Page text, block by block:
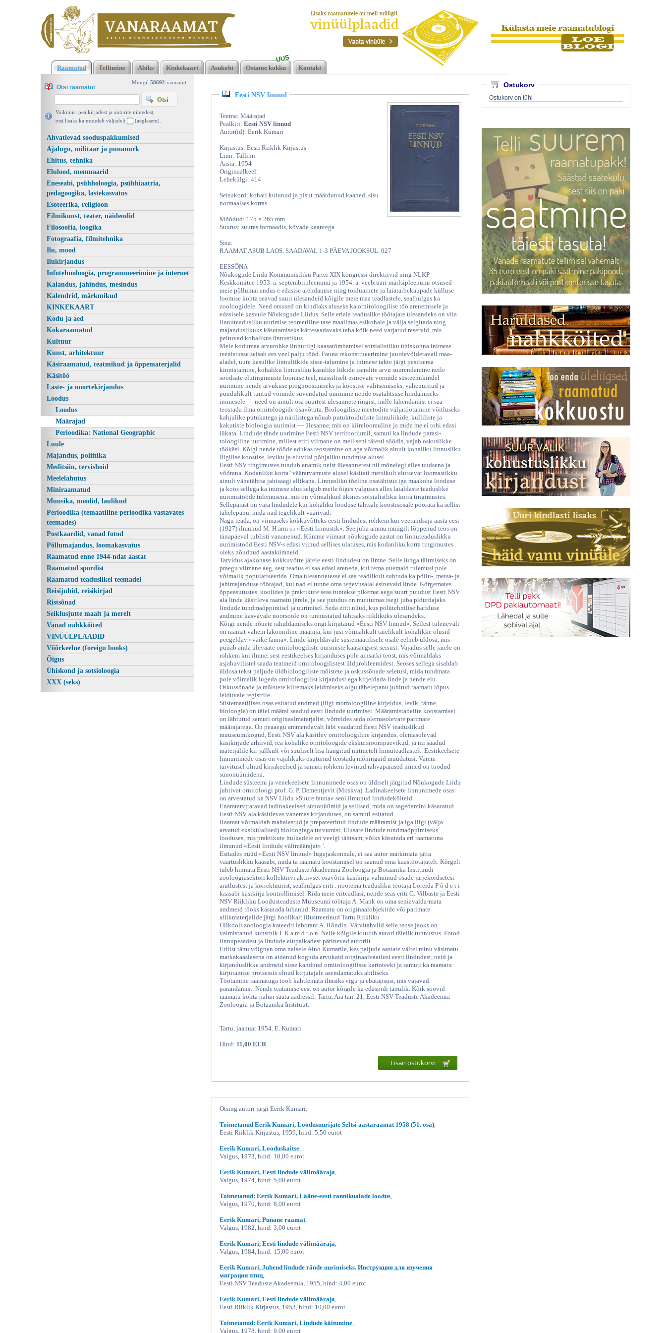
Eesti NSV linnud, Eerik
Klõpsa siia , et näha täielikku loendit!Eesti NSV linnud, Eerik
Kumari, Eesti Riiklik Kirjastus 1954 | vanaraamat. ee
Raamatud Tellimine Abiks Kinkekaart Asukoht Ostame kokku
UUS
Kontakt
Müügil 58692 raamatut
Otsi raamatut
Vaikimisi pealkirjadest ja autorite nimedest,
otsi lisaks ka muudelt väljadelt
(aeglasem).
Ahvatlevad sooduspakkumised
Ajalugu, militaar ja punanurk
Ehitus, tehnika
Elulood, memuaarid
Eneseabi, psühholoogia, psühhiaatria,
pedagoogika, lastekasvatus
Esoteerika, religioon
Filmikunst, teater, näidendid
Filosoofia, loogika
Fotograafia, filmitehnika
Ilu, mood
Ilukirjandus
Infotehnoloogia, programmeerimine ja internet
Kalandus, jahindus, mesindus
Kalendrid, märkmikud
KINKEKAART
Kodu ja aed
Kokaraamatud
Kultuur
Kunst, arhitektuur
Käsiraamatud, teatmikud ja õppematerjalid
Käsitöö
Laste- ja noortekirjandus
Loodus
Loodus
Määrajad
Perioodika: National Geographic
Luule
Majandus, poliitika
Meditsiin, tervishoid
Meelelahutus
Miniraamatud
Muusika, noodid, laulikud
Perioodika (temaatiline perioodika vastavates
teemades)
Postkaardid, vanad fotod
Põllumajandus, loomakasvatus
Raamatud enne 1944-ndat aastat
Raamatud spordist
Raamatud teaduslikel teemadel
Reisijuhid, reisikirjad
Ristsõnad
Seiklusjutte maalt ja merelt
Vanad nahkköited
VINÜÜLPLAADID
Võõrkeelne (foreign books)
Õigus
Ühiskond ja sotsioloogia
XXX (seks)
Ostukorv
Ostukorv on tühi
Eesti NSV linnud
Teema: Määrajad
Pealkiri: Eesti NSV linnud
Autor(id): Eerik Kumari
Kirjastus: Eesti Riiklik Kirjastus
Linn: Tallinn
Aasta: 1954
Originaalkeel:
Lehekülgi: 414
Seisukord: kohati kulunud ja pisut määrdunud kaaned, sisu
normaalses korras
Mõõdud: 175 × 265 mm
Suurus: suures formaadis, kõvade kaantega
Sisu:
RAAMAT ASUB LAOS, SAADAVAL 1-3 PÄEVA JOOKSUL. 027
EESSÕNA
Nõukogude Liidu Kommunistliku Partei XIX kongressi direktiivid ning NLKP
Keskkomitee 1953. a. septembripleenumi ja 1954. a. veebruari-märlsipleenumi otsused
meie põllumai andus e edasise arendamise ning toiduainete ja laiatarbekaupade külluse
loomise kohta seavad suuri ülesandeid kõigile meie maa teadlastele, sealhulgas ka
zooloogidele. Need otsused on kindlaks aluseks ka ornitoloogilise töö arenemisele ja
edasisele kasvule Nõukogude Liidus. Selle eriala teaduslike töötajate ülesandeks on viia
linnuteadusliku uurimise teoreetiline tase maailmas esikohale ja välja selgitada ning
majanduslikuks käsutamiseks kättesaadavaks teha kõik need varjatud reservid, mis
peituvad kohalikus ünnustikus.
Meie kodumaa arvurohke linnuriigi kaasatõmbamisel sotsialistliku ühiskonna inimese
teenistusse seisab ees veel palju tööd. Fauna rekonstrueerimine juurdevõidetavail maa-
aladel, uute kasulike linnuliikide sisse-ialumine ja inimese tahte järgi pesitsema
kinnistamine, kohaliku linnusliku kasulike liikide isendite arvu suurendamine neile
soodsate elutingimuste loomise teel, massiliselt esinevate vormide süsteemikindel
uurimine nende arvukuse prognoosimiseks ja koostise valitsemiseks, väheuuritud ja
puudulikult tuntud vormide süvendatud uurimine nende osatähtsuse hindamiseks
inimesele — need on ainult osa suurtest ülesannete ringist, mille lahendamist ei saa
teostada ilma ornitoloogide osavõtuta. Bioloogiliste meetodite väljatöötamine võitluseks
kahjulike putukatega ja närilistega nõuab putuktoiduliste linnuliikide, kulliliste ja
kakutiste bioloogia uurimist — ülesanne, mis on kiireloomuline ja mida me ei tohi edasi
lükata. Lindude rände uurimine Eesti NSV territooriumil, samuti ka lindude parasi-
toloogiline uurimine, millest eriti viimane on meil seni täiesti söödis, vajab oskuslikke
töökäsi. Kõigi nende tööde edukas teostamine on aga võimalik ainult kohaliku linnusliku
liigilise koostise, leviku ja eluviisi põhjaliku tundmise alusel.
Eesti NSV tingimustes tundub enamik neist ülesannetest nii mõnelegi alles uudsena ja
võõrana. Kodanliku korra" väärarvamuste alusel käsitati metsikult elutsevat loomastikku
ainult vähetähtsa jahisaagi allikana. Linnusliku tõeline osatähtsus iga maakoha looduse
ja koos sellega ka inimese elus selgub meile õiges valguses alles laialdaste teaduslike
uurimistööde tulemusena, mis on võimalikud üksnes sotsialistliku korra tingimustes.
Sellepärast on vaja lindudele kui kohaliku looduse tähtsale koostisosale pöörata ka sellist
tähelepanu, mida nad tegelikult väärivad.
Nagu teada, on viimaseks kokkuvõtteks eesti lindudest rohkem kui veerandsaja aasta eest
(1927) ilmunud M. H arm s i «Eesti linnustik». See juba ammu müügilt lõppenud teos on
tänapäeval tublisti vananenud. Kümme viimast nõukogude aastat on linnuteaduslikku
uurimistööd Eesti NSV-s edasi viinud sellises ulatuses, mis kodanliku korra tingimustes
oleks nõudnud aastakümneid.
Tarvidus ajakohase kokkuvõtte järele eesti lindudest on ilmne. Selle lünga täitmiseks on
praegu viimane aeg, sest teadus ei saa edasi areneda, kui tema uuemaid tulemusi pole
võimalik populariseerida. Oma ülesannetesse ei saa teadlikult suhtuda ka põllu-, metsa- ja
jahimajanduse töötajad, kui nad ei tunne oma tegevusalal esinevaid linde. Kõrgemates
õppeasutustes, koolides ja praktikute seas tuntakse pikemat aega suurt puudust Eesti NSV
ala linde käsitleva raamatu järele, ja see puudus on muutumas isegi juba pidurdajaks
lindude tundmaõppimisel ja uurimisel. Seda eriti nüüd, kus polütehnilise hariduse
andmine kasvavale noorsoole on tunnustatud tähtsaks riiklikuks ülesandeks.
Kõigi nende nõuete rahuldamiseks ongi kirjutaiud «Eesti NSV linnud». Sellest tulenevalt
on raamat vähem lakooniline määraja, kui just võimalikult täielikult kohalikke olusid
peegeldav «väike fauna». Linde kirjeldavale süstemaatilisele osale eelneb üldosa, mis
püüab anda ülevaate ornitoloogiliste uurimiste kaasaegsest seisust. Vajadus selle järele on
rohkem kui ilmne, sest eestikeelses kirjanduses pole ainsatki teost, mis võimaldaks
asjahuvilistel saada teatmeid ornitoloogilistest üldprobleemidest. Seoses sellega sisaldab
üldosa tekst paljude üldbioloogiliste mõistete ja oskussõnade seletusi, mida tundmata
pole võimalik lugeda ornitoloogilist kirjandust ega kirjeldada linde ja nende elu.
Oskussõnade ja mõistete kiiremaks leidmiseks olgu tähelepanu juhitud raamatu lõpus
leiduvale registrile.
Süstemaatilises osas esitatud andmed (liigi morfoloogiline kirjeldus, levik, ränne,
bioloogia) on täiel määral saadud eesti lindude uurimisel. Määramistabelite koostamisel
on lähtutud samuti originaalmaterjalist, võrreldes seda olemasolevate parimate
määrajatega. On peaaegu ammendavalt läbi vaadatud Eesti NSV teaduslikud
muuseumikogud, Eesti NSV ala käsitlev ornitoloogiline kirjandus, olemasolevad
käsikirjade arhiivid, rea kohalike ornitoloogide ekskursioonipäevikud, ja nii saadud
materjalile kir-jallkult või suuliselt lisa hangitud mitmetelt linnuteadlastelt. Eestikeelsete
linnunimede osas on vajalikuks osutunud teostada mõningaid muudatusi. Varem
tarvitusel olnud kirjakeelsed ja samuti rohkem levinud rahvapärased nimed on toodud
sünonüümidena.
Lindude süsteemi ja venekeelsete linnunimede osas on üldiselt järgitud Nõukogude Liidu
juhtivat ornitoloogi prof. G. P. Dementjevit (Moskva). Ladinakeelsete linnunimede osas
on arvestatud ka NSV Liidu «Suure fauna» seni ilmunud lindudeköiteid.
Enamtarvitatavad ladinakeelsed sünonüümid ja sellised, mida on sagedamini käsutatud
Eesti NSV ala käsitlevas vanemas kirjanduses, on samuti esitatud.
Raamat võimaldab mahalastud ja prepareeritud lindude määramist ja iga liigi (välja
arvatud eksikülalised) bioloogiaga tutvumist. Elusate lindude tundmaõppimiseks
looduses, mis praktikute hulkadele on veelgi tähtsam, võiks käsutada eri raamatuna
ilmunud «Eesti lindude välimäärajat» '.
Esitades nüüd «Eesti NSV linnud» lugejaskonnale, ei saa autor märkimata jätta
väärtuslikku kaasabi, mida ta raamatu koostamisel on saanud oma kaastöötajatelt. Kõrgelt
tuleb hinnata Eesti NSV Teaduste Akadeemia Zooloogia ja Botaanika Instituudi
zooloogiasektori kollektiivi aktiivset osavõttu käsikirja valminud osade järjekordsetest
arutlustest ja korrektuurist, sealhulgas eriti . noorema teadusliku töötaja Loreida P õ d e r i
kaasabi käsikirja kontrollimisel. Rida meie eriteadlasi, nende seas eriti G. Vilbaste ja Eesti
NSV Riikliku Loodusteaduste Muuseumi töötaja A. Mank on oma seniavalda-mata
andmeid tööks käsutada lubanud. Raamatu on originaalobjektide või parimate
allikmaterjalide järgi hoolikalt illustreerinud Tartu Riikliku
Ülikooli zooloogia kateedri laborant A. Rõndin. Värvitahvlid selle teose jaoks on
valmistanud kunstnik I. K a m d r o n. Neile kõigile kuulub autori täielik tunnustus. Fotod
linnupesadest ja lindude elupaikadest pärinevad autorilt.
Erilist tänu võlgnen oma naisele Aino Kumarile, kes paljude aastate vältel minu väsimatu
matkakaaslasena on aidanud koguda arvukaid originaalvaatlusi eesti lindudest, neid ja
kirjanduslikke andmeid sisse kandnud ornitoloogilisse kartoteeki ja samuti ka raamatu
kirjutamise protsessis olnud kirjutajale asendamatuks abiliseks.
Töötamine raamatuga toob kahtlemata ilmsiks vigu ja ebatäpsusi, mis vajavad
parandamist. Nende teatamise eest on autor kõigile ka edaspidi tänulik. Kõik soovid
raamatu kohta palun saata aadressil: Tartu, Aia tän. 21, Eesti NSV Teaduste Akadeemia
Zooloogia ja Botaanika Instituut.
Tartu, jaanuar 1954. E. Kumari
Hind: 11,00 EUR
Lisan ostukorvi
Otsing autori järgi Eerik Kumari:
Toimetanud Eerik Kumari, Loodusuurijate Seltsi aastaraamat 1958 (51. osa)
Eesti Riiklik Kirjastus, 1959, hind: 5,50 eurot
Eerik Kumari, Looduskaitse
Valgus, 1973, hind: 10,00 eurot
Eerik Kumari, Eesti lindude välimääraja
Valgus, 1974, hind: 5,00 eurot
Toimetanud: Eerik Kumari, Lääne-eesti rannikualade loodus
Valgus, 1970, hind: 8,00 eurot
Eerik Kumari, Punane raamat
Valgus, 1982, hind: 3,00 eurot
Eerik Kumari, Eesti lindude välimääraja
Valgus, 1984, hind: 15,00 eurot
Eerik Kumari, Juhend lindude rände uurimiseks. Инструкция для изучения
миграции птиц
Eesti NSV Teaduste Akadeemia, 1955, hind: 4,00 eurot
Eerik Kumari, Eesti lindude välimääraja
Eesti Riiklik Kirjastus, 1953, hind: 10,00 eurot
Toimetanud: Eerik Kumari, Lindude käitumine
Valgus, 1978, hind: 9,00 eurot